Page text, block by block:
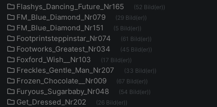
Flashys_Dancing_Future_Nr165 (52 Bild(er))
FM_Blue_Diamond_Nr079 (29 Bild(er))
FM_Blue_Diamond_Nr151 (5 Bild(er))
Footprintsteppinstar_Nr074 (61 Bild(er))
Footworks_Greatest_Nr034 (45 Bild(er))
Foxford_Wish__Nr103 (17 Bild(er))
Freckles_Gentle_Man_Nr207 (33 Bild(er))
Frozen_Chocolate__Nr009 (67 Bild(er))
Furyous_Sugarbaby_Nr048 (54 Bild(er))
Get_Dressed_Nr202 (26 Bild(er))